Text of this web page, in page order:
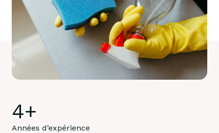
4+
Années d’expérience